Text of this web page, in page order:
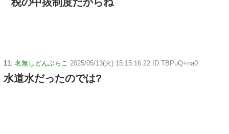
11: 名無しどんぶらこ 2025/05/13(火) 15:15:16.22 ID:TBPuQ+na0
水道水だったのでは?